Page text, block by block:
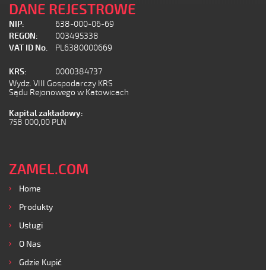
DANE REJESTROWE
NIP:
638-000-06-69
REGON:
003495338
VAT ID No.
PL6380000669
KRS:
0000384737
Wydz. VIII Gospodarczy KRS
Sądu Rejonowego w Katowicach
Kapital zakładowy:
758 000,00 PLN
ZAMEL.COM
Home
Produkty
Usługi
O Nas
Gdzie Kupić